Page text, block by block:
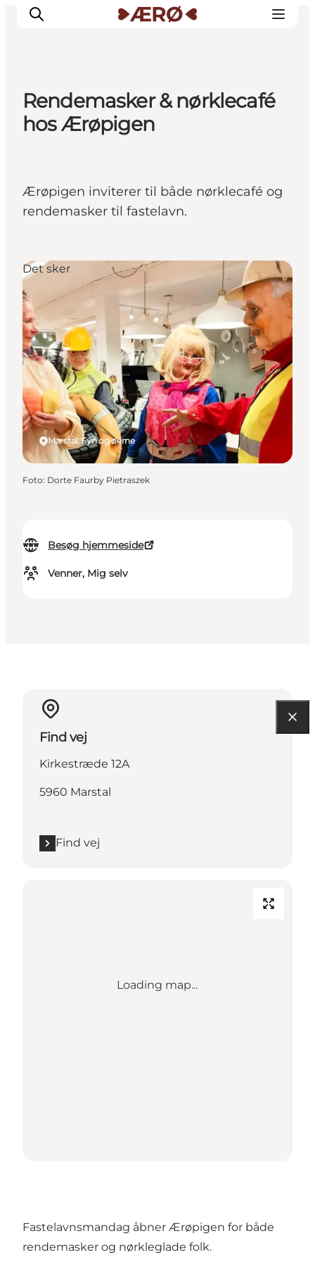
Overnatning
Spisesteder
Planlæg ferien
Rendemasker & nørklecafé
hos Ærøpigen
Ærøpigen inviterer til både nørklecafé og
rendemasker til fastelavn.
Besøg hjemmeside
Venner, Mig selv
Marstal, Fyn og øerne
Det sker
Foto: Dorte Faurby Pietraszek
Find vej
Kirkestræde 12A
5960 Marstal
Find vej
Loading map...
Fastelavnsmandag åbner Ærøpigen for både
rendemasker og nørkleglade folk.